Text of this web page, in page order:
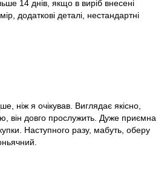
14 днів, якщо в виріб внесені
додаткові деталі, нестандартні
ніж я очікував. Виглядає якісно,
він довго прослужить. Дуже приємна
Наступного разу, мабуть, оберу